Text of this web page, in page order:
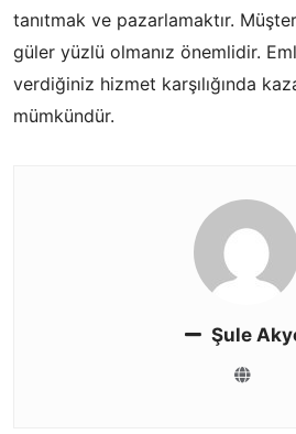
tanıtmak ve pazarlamaktır.
güler yüzlü olmanız önemlidir.
verdiğiniz hizmet karşılığında
mümkündür.
Şule